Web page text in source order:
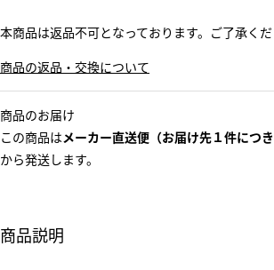
本商品は返品不可となっております。ご了承くだ
商品の返品・交換について
商品のお届け
この商品はメーカー直送便（お届け先１件につ
から発送します。
商品説明